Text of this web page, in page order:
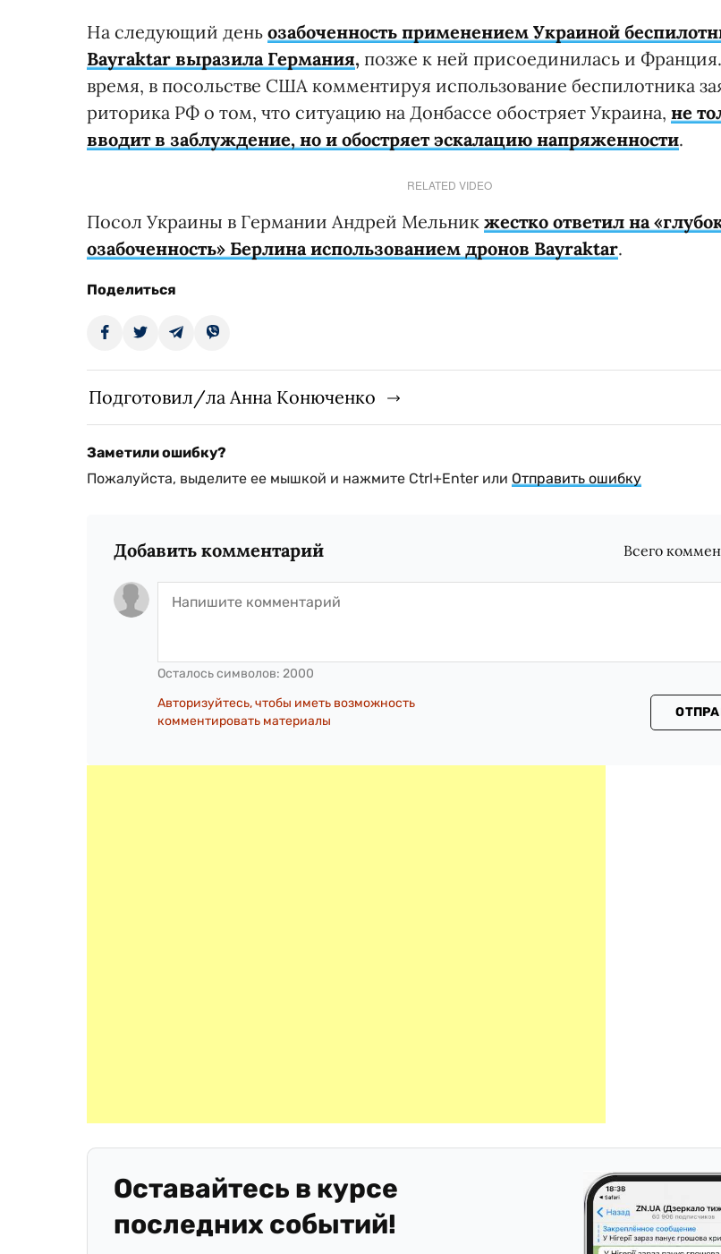
На следующий день озабоченность применением Украиной
Bayraktar выразила Германия, позже к ней присоединилась и
время, в посольстве США комментируя использование беспилотника
риторика РФ о том, что ситуацию на Донбассе обостряет Украина, не
вводит в заблуждение, но и обостряет эскалацию напряженности.
RELATED VIDEO
Посол Украины в Германии Андрей Мельник жестко ответил на
озабоченность» Берлина использованием дронов Bayraktar.
Поделиться
Подготовил/ла Анна Конюченко
Заметили ошибку?
Пожалуйста, выделите ее мышкой и нажмите Ctrl+Enter или Отправить ошибку
Добавить комментарий Всего
Осталось символов: 2000
Авторизуйтесь, чтобы иметь возможность
комментировать материалы
Оставайтесь в курсе
последних событий!